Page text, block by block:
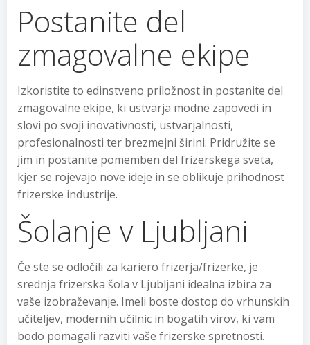
Postanite del
zmagovalne ekipe
Izkoristite to edinstveno priložnost in postanite del
zmagovalne ekipe, ki ustvarja modne zapovedi in
slovi po svoji inovativnosti, ustvarjalnosti,
profesionalnosti ter brezmejni širini. Pridružite se
jim in postanite pomemben del frizerskega sveta,
kjer se rojevajo nove ideje in se oblikuje prihodnost
frizerske industrije.
Šolanje v Ljubljani
Če ste se odločili za kariero frizerja/frizerke, je
srednja frizerska šola v Ljubljani idealna izbira za
vaše izobraževanje. Imeli boste dostop do vrhunskih
učiteljev, modernih učilnic in bogatih virov, ki vam
bodo pomagali razviti vaše frizerske spretnosti.